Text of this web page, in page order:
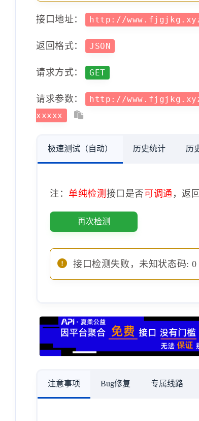
接口地址： http://
返回格式： JSON
请求方式： GET
请求参数：
http://
xxxxx
极速测试（自动） 历史统计 历
注： 单纯检测 接口是否可调通 ，返
再次检测
接口检测失败，未知状态码: 0
注意事项 Bug修复 专属线路